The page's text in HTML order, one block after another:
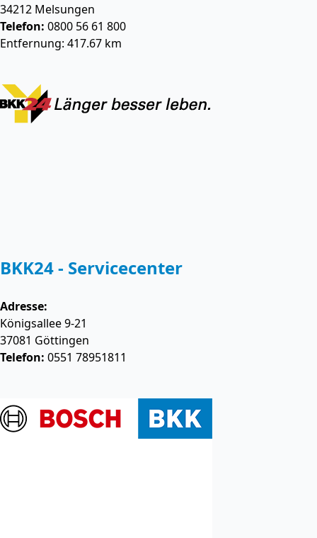
34212 Melsungen
Telefon: 0800 56 61 800
Entfernung: 417.67 km
BKK24 - Servicecenter
Adresse:
Königsallee 9-21
37081 Göttingen
Telefon: 0551 78951811